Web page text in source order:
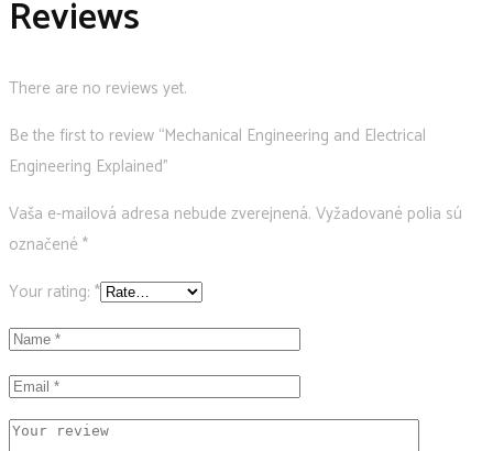
Engineering
Explained
Reviews
There are no reviews yet.
Be the first to review “Mechanical Engineering and Electrical
Engineering Explained”
Vaša e-mailová adresa nebude zverejnená. Vyžadované polia sú
označené *
Your rating: *